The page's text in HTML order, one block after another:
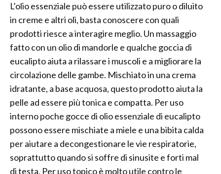
L’olio essenziale può essere utilizzato puro o diluito
in creme e altri oli, basta conoscere con quali
prodotti riesce a interagire meglio. Un massaggio
fatto con un olio di mandorle e qualche goccia di
eucalipto aiuta a rilassare i muscoli e a migliorare la
circolazione delle gambe. Mischiato in una crema
idratante, a base acquosa, questo prodotto aiuta la
pelle ad essere più tonica e compatta. Per uso
interno poche gocce di olio essenziale di eucalipto
possono essere mischiate a miele e una bibita calda
per aiutare a decongestionare le vie respiratorie,
soprattutto quando si soffre di sinusite e forti mal
di testa. Per uso topico è molto utile contro le